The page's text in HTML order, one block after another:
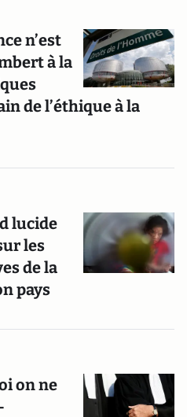
n’est
à la
de l’éthique à la
lucide
les
de la
pays
on ne